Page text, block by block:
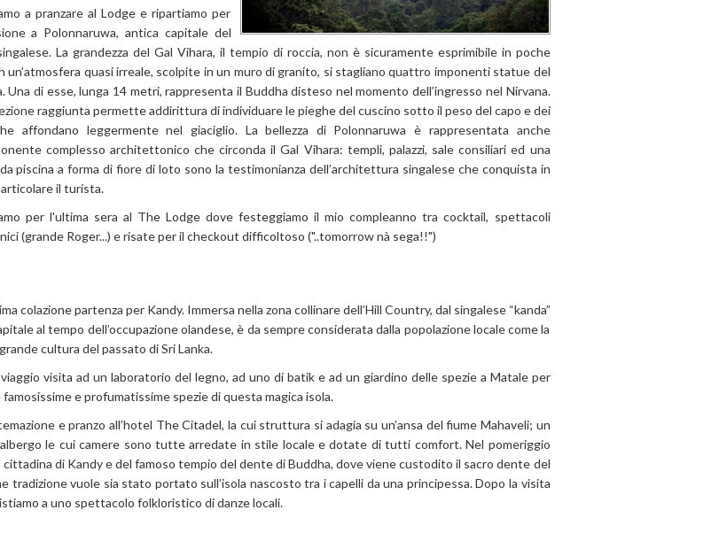
a pranzare al Lodge e ripartiamo per
a Polonnaruwa, antica capitale del
La grandezza del Gal Vihara, il tempio di roccia, non è sicuramente esprimibile in poche
un’atmosfera quasi irreale, scolpite in un muro di granito, si stagliano quattro imponenti statue del
Una di esse, lunga 14 metri, rappresenta il Buddha disteso nel momento dell’ingresso nel Nirvana.
raggiunta permette addirittura di individuare le pieghe del cuscino sotto il peso del capo e dei
affondano leggermente nel giaciglio. La bellezza di Polonnaruwa è rappresentata anche
complesso architettonico che circonda il Gal Vihara: templi, palazzi, sale consiliari ed una
piscina a forma di fiore di loto sono la testimonianza dell’architettura singalese che conquista in
il turista.
per l'ultima sera al The Lodge dove festeggiamo il mio compleanno tra cocktail, spettacoli
(grande Roger...) e risate per il checkout difficoltoso ("..tomorrow nà sega!!")
colazione partenza per Kandy. Immersa nella zona collinare dell’Hill Country, dal singalese “kanda”
al tempo dell’occupazione olandese, è da sempre considerata dalla popolazione locale come la
cultura del passato di Sri Lanka.
visita ad un laboratorio del legno, ad uno di batik e ad un giardino delle spezie a Matale per
famosissime e profumatissime spezie di questa magica isola.
e pranzo all’hotel The Citadel, la cui struttura si adagia su un’ansa del fiume Mahaveli; un
le cui camere sono tutte arredate in stile locale e dotate di tutti comfort. Nel pomeriggio
cittadina di Kandy e del famoso tempio del dente di Buddha, dove viene custodito il sacro dente del
tradizione vuole sia stato portato sull’isola nascosto tra i capelli da una principessa. Dopo la visita
a uno spettacolo folkloristico di danze locali.